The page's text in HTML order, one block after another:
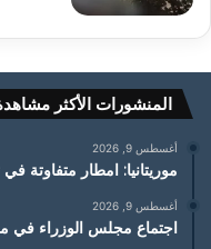
المنشورات الأكثر
أغسطس 9, 2026
موريتانيا: امطار متفاوتة
أغسطس 9, 2026
اجتماع مجلس الوزراء في